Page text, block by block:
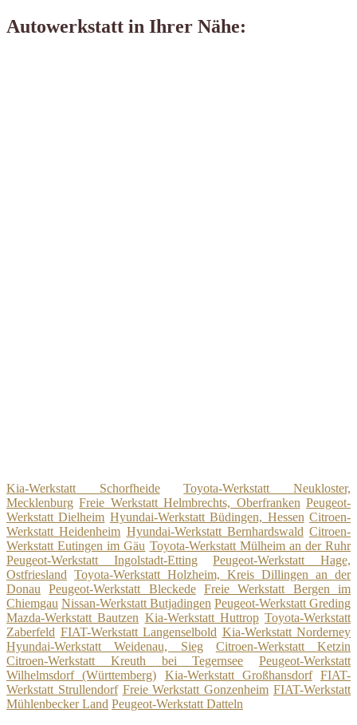
Autowerkstatt in Ihrer Nähe:
Kia-Werkstatt Schorfheide
Toyota-Werkstatt Neukloster,
Mecklenburg Freie Werkstatt Helmbrechts, Oberfranken Peugeot-
Werkstatt Dielheim Hyundai-Werkstatt Büdingen, Hessen Citroen-
Werkstatt Heidenheim Hyundai-Werkstatt Bernhardswald Citroen-
Werkstatt Eutingen im Gäu Toyota-Werkstatt Mülheim an der Ruhr
Peugeot-Werkstatt Ingolstadt-Etting
Peugeot-Werkstatt Hage,
Ostfriesland Toyota-Werkstatt Holzheim, Kreis Dillingen an der
Donau
Peugeot-Werkstatt Bleckede
Freie Werkstatt Bergen im
Chiemgau Nissan-Werkstatt Butjadingen Peugeot-Werkstatt Greding
Mazda-Werkstatt Bautzen Kia-Werkstatt Huttrop Toyota-Werkstatt
Zaberfeld FIAT-Werkstatt Langenselbold Kia-Werkstatt Norderney
Hyundai-Werkstatt Weidenau, Sieg
Citroen-Werkstatt Ketzin
Citroen-Werkstatt Kreuth bei Tegernsee
Peugeot-Werkstatt
Wilhelmsdorf (Württemberg)
Kia-Werkstatt Großhansdorf
FIAT-
Werkstatt Strullendorf Freie Werkstatt Gonzenheim FIAT-Werkstatt
Mühlenbecker Land Peugeot-Werkstatt Datteln